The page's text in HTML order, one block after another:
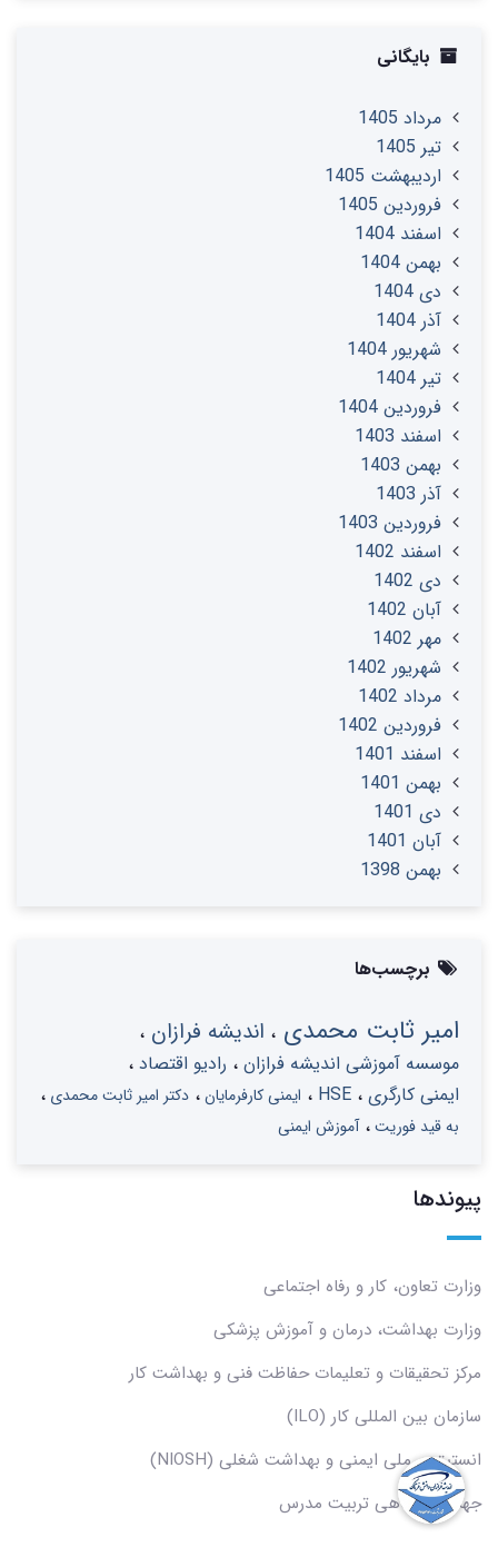
بایگانی
مرداد 1405
تير 1405
ارديبهشت 1405
فروردین 1405
اسفند 1404
بهمن 1404
دی 1404
آذر 1404
شهریور 1404
تير 1404
فروردین 1404
اسفند 1403
بهمن 1403
آذر 1403
فروردین 1403
اسفند 1402
دی 1402
آبان 1402
مهر 1402
شهریور 1402
مرداد 1402
فروردین 1402
اسفند 1401
بهمن 1401
دی 1401
آبان 1401
بهمن 1398
برچسب‌ها
امیر ثابت محمدی اندیشه فرازان
موسسه آموزشی اندیشه فرازان
رادیو اقتصاد
ایمنی کارگری HSE ایمنی کارفرمایان
دکتر امیر ثابت محمدی
به قید فوریت
آموزش ایمنی
پیوندها
وزارت تعاون، کار و رفاه اجتماعی
وزارت بهداشت، درمان و آموزش پزشکی
مرکز تحقیقات و تعلیمات حفاظت فنی و بهداشت کار
سازمان بین المللی کار (ILO)
انستیتوی ملی ایمنی و بهداشت شغلی (NIOSH)
جهاد دانشگاهی تربیت مدرس